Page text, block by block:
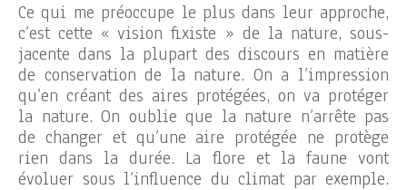
Ce qui me préoccupe le plus dans leur approche,
c’est cette « vision fixiste » de la nature, sous-
jacente dans la plupart des discours en matière
de conservation de la nature. On a l’impression
qu’en créant des aires protégées, on va protéger
la nature. On oublie que la nature n’arrête pas
de changer et qu’une aire protégée ne protège
rien dans la durée. La flore et la faune vont
évoluer sous l’influence du climat par exemple.